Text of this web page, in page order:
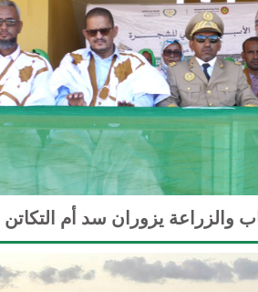
والزراعة يزوران سد أم التكاتن